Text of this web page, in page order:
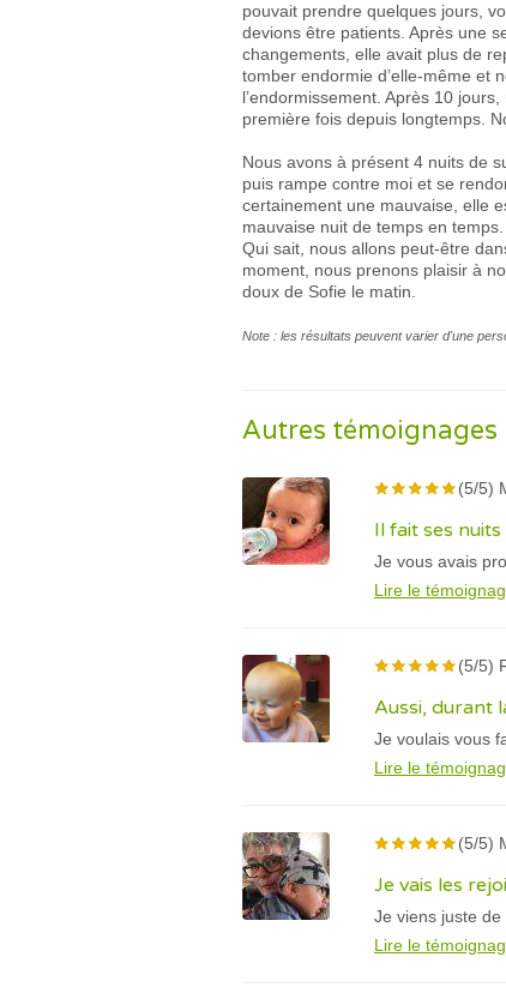
pouvait prendre quelques jours,
devions être patients. Après une
changements, elle avait plus de
tomber endormie d’elle-même et
l’endormissement. Après 10
première fois depuis longtemps.
Nous avons à présent 4 nuits de
puis rampe contre moi et se
certainement une mauvaise, elle
mauvaise nuit de temps en
Qui sait, nous allons peut-être
moment, nous prenons plaisir à
doux de Sofie le matin.
Note : les résultats peuvent varier d'une
Autres témoignages
(5/5)
Il fait ses nuits
Je vous avais
Lire le
(5/5)
Aussi, durant
Je voulais vous
Lire le
(5/5)
Je vais les
Je viens juste
Lire le